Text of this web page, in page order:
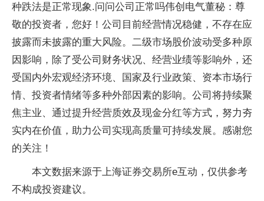
种跌法是正常现象.问问公司正常吗伟创电气董秘：尊
敬的投资者，您好！公司目前经营情况稳健，不存在应
披露而未披露的重大风险。二级市场股价波动受多种原
因影响，除了受公司财务状况、经营业绩等影响外，还
受国内外宏观经济环境、国家及行业政策、资本市场行
情、投资者情绪等多种外部因素的影响。公司将持续聚
焦主业、通过提升经营质效及现金分红等方式，努力夯
实内在价值，助力公司实现高质量可持续发展。感谢您
的关注！
本文数据来源于上海证券交易所e互动，仅供参考
不构成投资建议。